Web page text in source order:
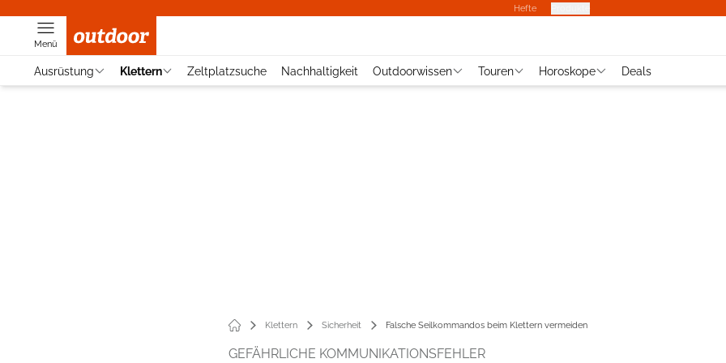
Hefte
Menü
Ausrüstung Klettern Zeltplatzsuche Nachhaltigkeit Outdoorwissen Touren Horoskope Deals
Klettern Sicherheit Falsche Seilkommandos beim Klettern vermeiden
GEFÄHRLICHE KOMMUNIKATIONSFEHLER